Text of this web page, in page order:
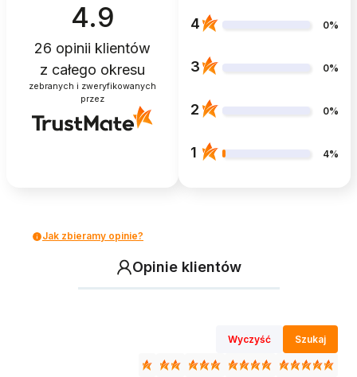
4.9
26 opinii klientów
z całego okresu
zebranych i zweryfikowanych
przez
4 0%
3 0%
2 0%
1 4%
Jak zbieramy opinie?
Opinie klientów
Wyczyść Szukaj